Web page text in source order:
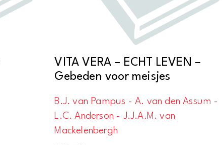
VITA VERA – ECHT LEVEN –
Gebeden voor meisjes
B.J. van Pampus - A. van den Assum -
L.C. Anderson - J.J.A.M. van
Mackelenbergh